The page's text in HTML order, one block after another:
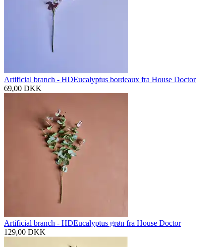
Artificial branch - HDEucalyptus bordeaux fra House Doctor
69,00 DKK
Artificial branch - HDEucalyptus grøn fra House Doctor
129,00 DKK